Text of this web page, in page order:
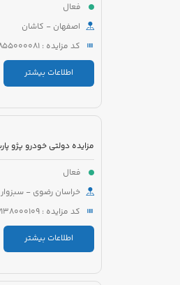
فعال
اصفهان - کاشان
کد مزایده : 5221007855000081
اطلاعات بیشتر
فعال
خراسان رضوی - سبزوار
کد مزایده : 5221007138000109
اطلاعات بیشتر